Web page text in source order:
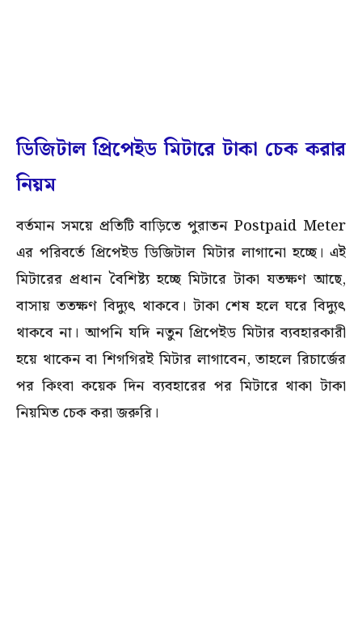
ডিজিটাল প্রিপেইড মিটারে টাকা চেক করার
নিয়ম
বর্তমান সময়ে প্রতিটি বাড়িতে পুরাতন Postpaid Meter
এর পরিবর্তে প্রিপেইড ডিজিটাল মিটার লাগানো হচ্ছে। এই
মিটারের প্রধান বৈশিষ্ট্য হচ্ছে মিটারে টাকা যতক্ষণ আছে,
বাসায় ততক্ষণ বিদ্যুৎ থাকবে। টাকা শেষ হলে ঘরে বিদ্যুৎ
থাকবে না। আপনি যদি নতুন প্রিপেইড মিটার ব্যবহারকারী
হয়ে থাকেন বা শিগগিরই মিটার লাগাবেন, তাহলে রিচার্জের
পর কিংবা কয়েক দিন ব্যবহারের পর মিটারে থাকা টাকা
নিয়মিত চেক করা জরুরি।